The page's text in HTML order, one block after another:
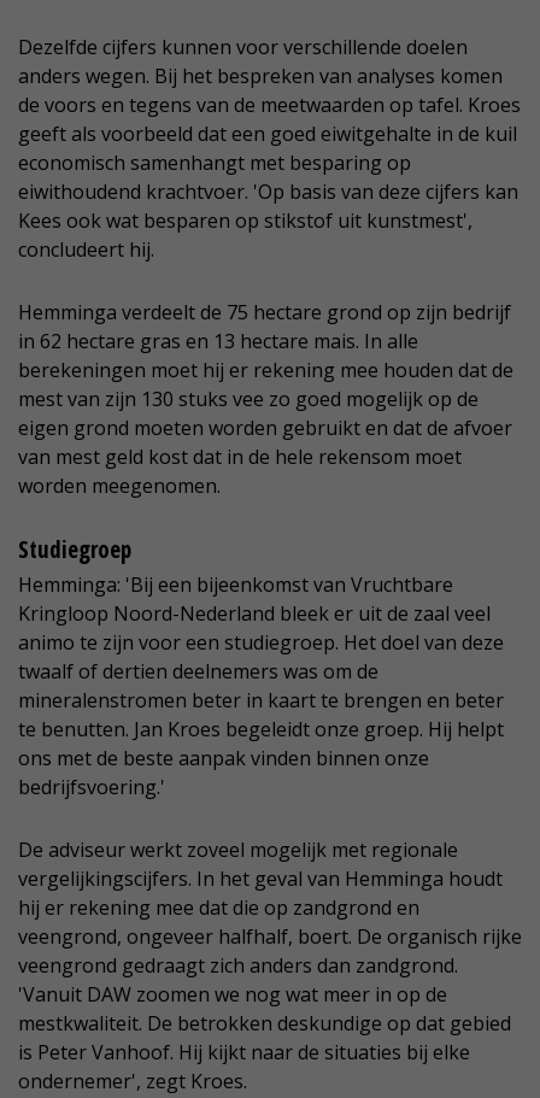
Dezelfde cijfers kunnen voor verschillende doelen
anders wegen. Bij het bespreken van analyses komen
de voors en tegens van de meetwaarden op tafel. Kroes
geeft als voorbeeld dat een goed eiwitgehalte in de kuil
economisch samenhangt met besparing op
eiwithoudend krachtvoer. 'Op basis van deze cijfers kan
Kees ook wat besparen op stikstof uit kunstmest',
concludeert hij.
Hemminga verdeelt de 75 hectare grond op zijn bedrijf
in 62 hectare gras en 13 hectare mais. In alle
berekeningen moet hij er rekening mee houden dat de
mest van zijn 130 stuks vee zo goed mogelijk op de
eigen grond moeten worden gebruikt en dat de afvoer
van mest geld kost dat in de hele rekensom moet
worden meegenomen.
Studiegroep
Hemminga: 'Bij een bijeenkomst van Vruchtbare
Kringloop Noord-Nederland bleek er uit de zaal veel
animo te zijn voor een studiegroep. Het doel van deze
twaalf of dertien deelnemers was om de
mineralenstromen beter in kaart te brengen en beter
te benutten. Jan Kroes begeleidt onze groep. Hij helpt
ons met de beste aanpak vinden binnen onze
bedrijfsvoering.'
De adviseur werkt zoveel mogelijk met regionale
vergelijkingscijfers. In het geval van Hemminga houdt
hij er rekening mee dat die op zandgrond en
veengrond, ongeveer halfhalf, boert. De organisch rijke
veengrond gedraagt zich anders dan zandgrond.
'Vanuit DAW zoomen we nog wat meer in op de
mestkwaliteit. De betrokken deskundige op dat gebied
is Peter Vanhoof. Hij kijkt naar de situaties bij elke
ondernemer', zegt Kroes.